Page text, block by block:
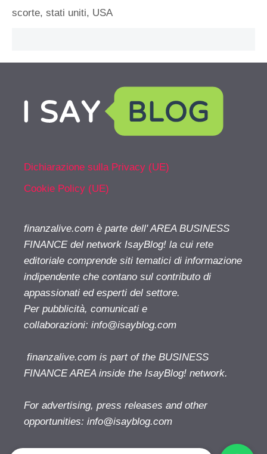
scorte, stati uniti, USA
Dichiarazione sulla Privacy (UE)
Cookie Policy (UE)
finanzalive.com è parte dell' AREA BUSINESS
FINANCE del network IsayBlog! la cui rete
editoriale comprende siti tematici di informazione
indipendente che contano sul contributo di
appassionati ed esperti del settore.
Per pubblicità, comunicati e
collaborazioni: info@isayblog.com
finanzalive.com is part of the BUSINESS
FINANCE AREA inside the IsayBlog! network.
For advertising, press releases and other
opportunities: info@isayblog.com